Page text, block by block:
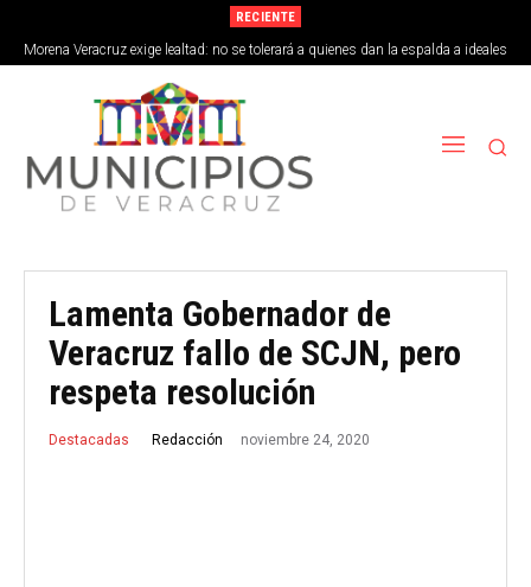
RECIENTE
Morena Veracruz exige lealtad: no se tolerará a quienes dan la espalda a ideales
de la 4T
Lamenta Gobernador de
Veracruz fallo de SCJN, pero
respeta resolución
Destacadas Redacción noviembre 24, 2020